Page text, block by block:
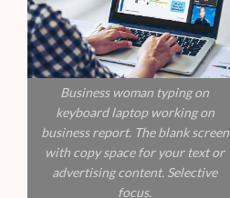
Business woman typing on
keyboard laptop working on
business report. The blank screen
with copy space for your text or
advertising content. Selective
focus.